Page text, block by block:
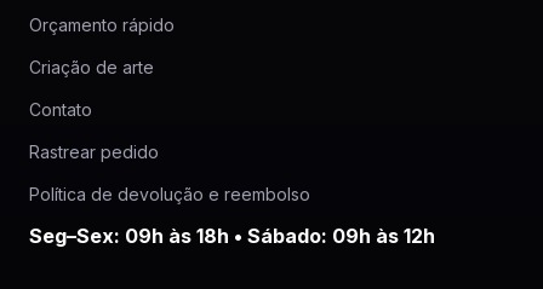
Orçamento rápido
Criação de arte
Contato
Rastrear pedido
Política de devolução e reembolso
Seg–Sex: 09h às 18h • Sábado: 09h às 12h